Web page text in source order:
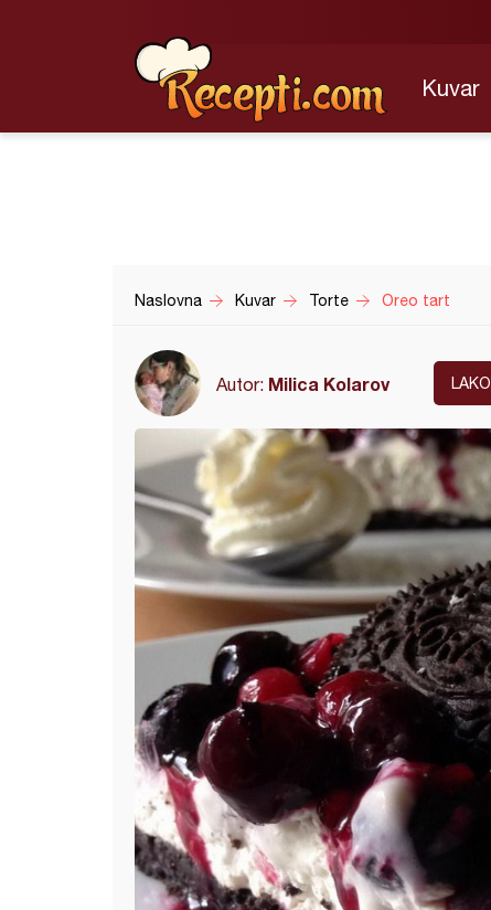
Kuvar
Naslovna Kuvar Torte Oreo tart
Autor: Milica Kolarov LAKO